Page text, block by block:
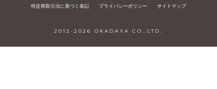
特定商取引法に基づく表記 プライバシーポリシー サイトマップ
2012- 2026 OKADAYA CO.,LTD.